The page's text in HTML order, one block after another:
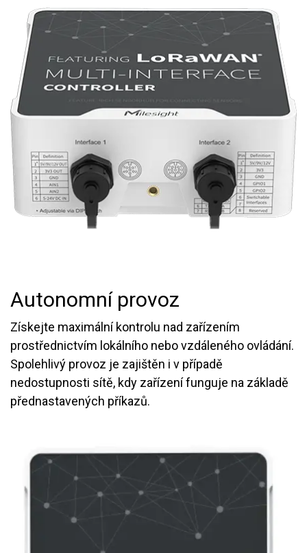
Autonomní provoz
Získejte maximální kontrolu nad zařízením
prostřednictvím lokálního nebo vzdáleného ovládání.
Spolehlivý provoz je zajištěn i v případě
nedostupnosti sítě, kdy zařízení funguje na základě
přednastavených příkazů.